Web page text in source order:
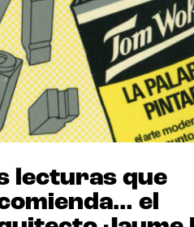
lecturas que
el